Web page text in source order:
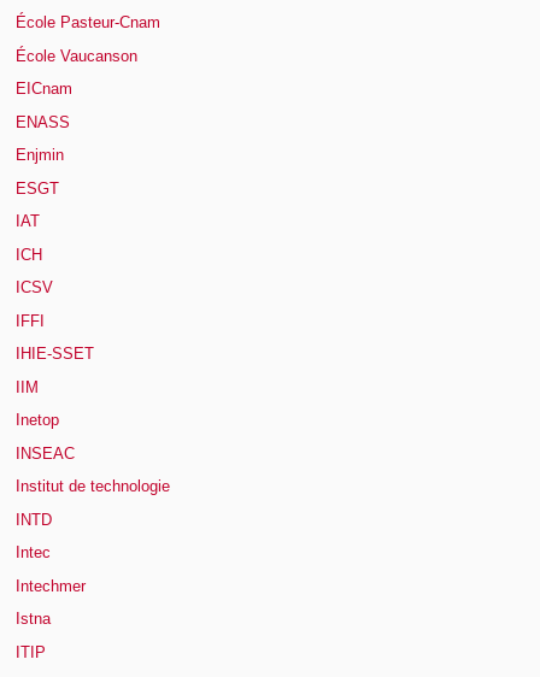
École Pasteur-Cnam
École Vaucanson
EICnam
ENASS
Enjmin
ESGT
IAT
ICH
ICSV
IFFI
IHIE-SSET
IIM
Inetop
INSEAC
Institut de technologie
INTD
Intec
Intechmer
Istna
ITIP